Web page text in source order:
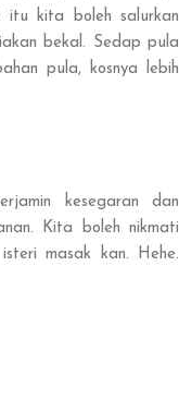
itu kita boleh salurkan
bekal. Sedap pula
pula, kosnya lebih
kesegaran dan
Kita boleh nikmati
masak kan. Hehe.